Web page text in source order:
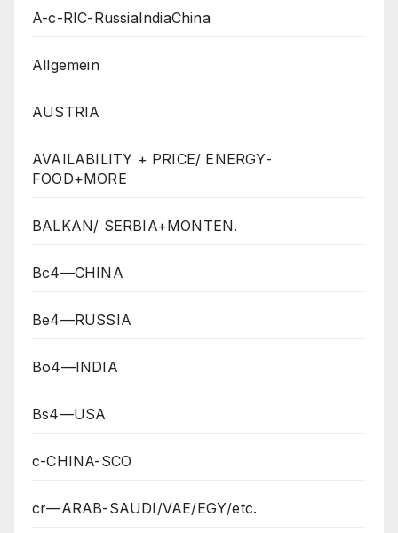
A-c-RIC-RussiaIndiaChina
Allgemein
AUSTRIA
AVAILABILITY + PRICE/ ENERGY-
FOOD+MORE
BALKAN/ SERBIA+MONTEN.
Bc4—CHINA
Be4—RUSSIA
Bo4—INDIA
Bs4—USA
c-CHINA-SCO
cr—ARAB-SAUDI/VAE/EGY/etc.